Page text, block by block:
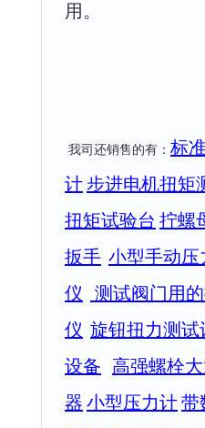
用。
我司还销售的有： 标
计 步进电机扭矩
扭矩试验台 拧螺
扳手 小型手动压
仪
测试阀门用
仪 旋钮扭力测试
设备
高强螺栓
器 小型压力计带